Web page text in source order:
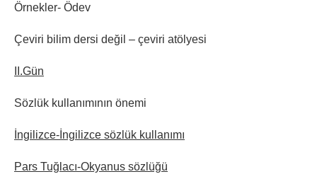
Örnekler- Ödev
Çeviri bilim dersi değil – çeviri atölyesi
II.Gün
Sözlük kullanımının önemi
İngilizce-İngilizce sözlük kullanımı
Pars Tuğlacı-Okyanus sözlüğü